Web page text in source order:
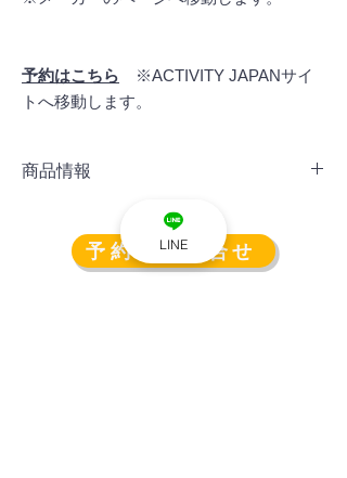
予約はこちら ※ACTIVITY JAPANサイ
トへ移動します。
商品情報
スマホやタブレットなどが充電できるUSB-A
を２口、USB-Cポート2口を搭載。
また、パソコンの充電や電気毛布などに利用
予約・お問合せ
LINE